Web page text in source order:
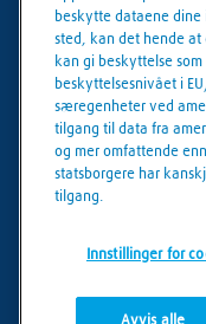
beskytte dataene
sted, kan det hende
kan gi beskyttelse
beskyttelsesnivået i
særegenheter ved
tilgang til data fra
og mer omfattende
statsborgere har
tilgang.
Innstillinger for